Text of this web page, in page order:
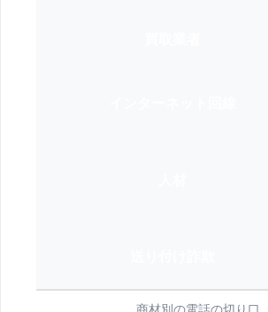
商材別の電話の切り口